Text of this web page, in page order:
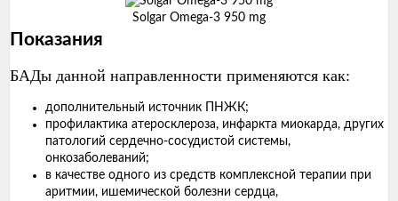
Solgar Omega-3 950 mg
Показания
БАДы данной направленности применяются как:
дополнительный источник ПНЖК;
профилактика атеросклероза, инфаркта миокарда, других
патологий сердечно-сосудистой системы,
онкозаболеваний;
в качестве одного из средств комплексной терапии при
аритмии, ишемической болезни сердца,